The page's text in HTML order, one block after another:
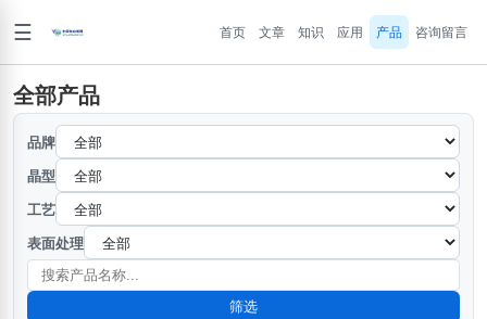
☰ 首页 文章 知识 应用 产品 咨询留言
全部产品
品牌
晶型
工艺
表面处理
筛选